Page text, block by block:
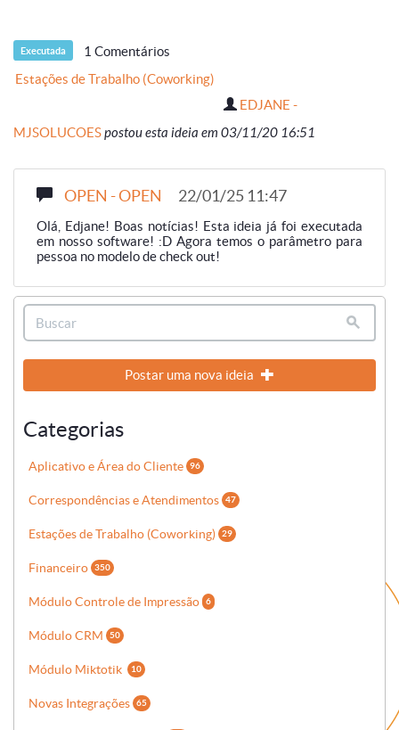
Executada
1 Comentários
Estações de Trabalho (Coworking)
EDJANE -
MJSOLUCOESpostou esta ideia em 03/11/20 16:51
OPEN - OPEN 22/01/25 11:47
Olá, Edjane! Boas notícias! Esta ideia já foi executada
em nosso software! :D Agora temos o parâmetro para
pessoa no modelo de check out!
Postar uma nova ideia
Categorias
Aplicativo e Área do Cliente 96
Correspondências e Atendimentos 47
Estações de Trabalho (Coworking) 29
Financeiro 350
Módulo Controle de Impressão 6
Módulo CRM 50
Módulo Miktotik 10
Novas Integrações 65